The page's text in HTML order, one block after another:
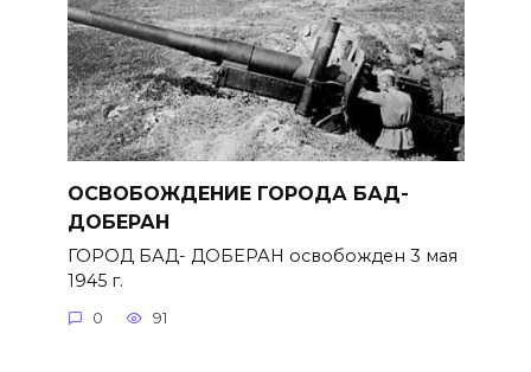
ОСВОБОЖДЕНИЕ ГОРОДА БАД-
ДОБЕРАН
ГОРОД БАД- ДОБЕРАН освобожден 3 мая
1945 г.
0 91